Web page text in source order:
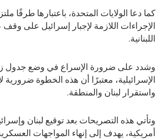
كما دعا الولايات المتحدة، باعتبارها طرفًا
الإجراءات اللازمة لإجبار إسرائيل على وقف
اللبنانية.
وشدد على ضرورة الإسراع في وضع جدول
الإسرائيلية، معتبرًا أن هذه الخطوة
واستقرار لبنان والمنطقة.
أمريكية، يهدف إلى إنهاء المواجهات